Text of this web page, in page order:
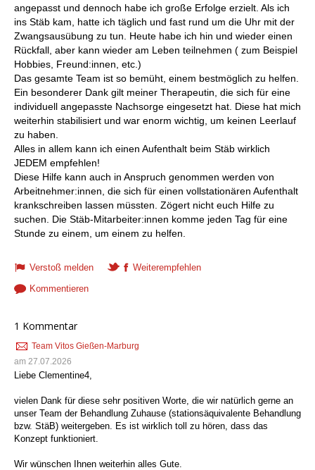
angepasst und dennoch habe ich große Erfolge erzielt. Als ich
ins Stäb kam, hatte ich täglich und fast rund um die Uhr mit der
Zwangsausübung zu tun. Heute habe ich hin und wieder einen
Rückfall, aber kann wieder am Leben teilnehmen ( zum Beispiel
Hobbies, Freund:innen, etc.)
Das gesamte Team ist so bemüht, einem bestmöglich zu helfen.
Ein besonderer Dank gilt meiner Therapeutin, die sich für eine
individuell angepasste Nachsorge eingesetzt hat. Diese hat mich
weiterhin stabilisiert und war enorm wichtig, um keinen Leerlauf
zu haben.
Alles in allem kann ich einen Aufenthalt beim Stäb wirklich
JEDEM empfehlen!
Diese Hilfe kann auch in Anspruch genommen werden von
Arbeitnehmer:innen, die sich für einen vollstationären Aufenthalt
krankschreiben lassen müssten. Zögert nicht euch Hilfe zu
suchen. Die Stäb-Mitarbeiter:innen komme jeden Tag für eine
Stunde zu einem, um einem zu helfen.
Verstoß melden
Weiterempfehlen
Kommentieren
1 Kommentar
Team Vitos Gießen-Marburg
am 27.07.2026
Liebe Clementine4,
vielen Dank für diese sehr positiven Worte, die wir natürlich gerne an
unser Team der Behandlung Zuhause (stationsäquivalente Behandlung
bzw. StäB) weitergeben. Es ist wirklich toll zu hören, dass das
Konzept funktioniert.
Wir wünschen Ihnen weiterhin alles Gute.